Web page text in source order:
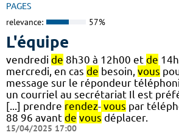
PAGES
relevance: 57%
L'équipe
vendredi de 8h30 à 12h00 et de
mercredi, en cas de besoin, vous
message sur le répondeur
un courriel au secrétariat Il est
[...] prendre rendez- vous par
88 96 avant de vous déplacer.
15/04/2025 17:00